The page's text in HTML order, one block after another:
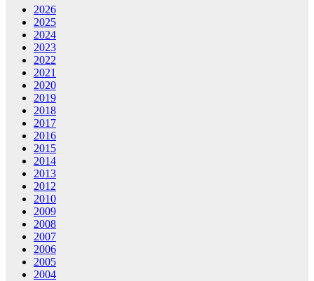
2026
2025
2024
2023
2022
2021
2020
2019
2018
2017
2016
2015
2014
2013
2012
2010
2009
2008
2007
2006
2005
2004